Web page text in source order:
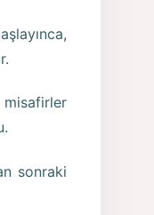
misafirler
sonraki